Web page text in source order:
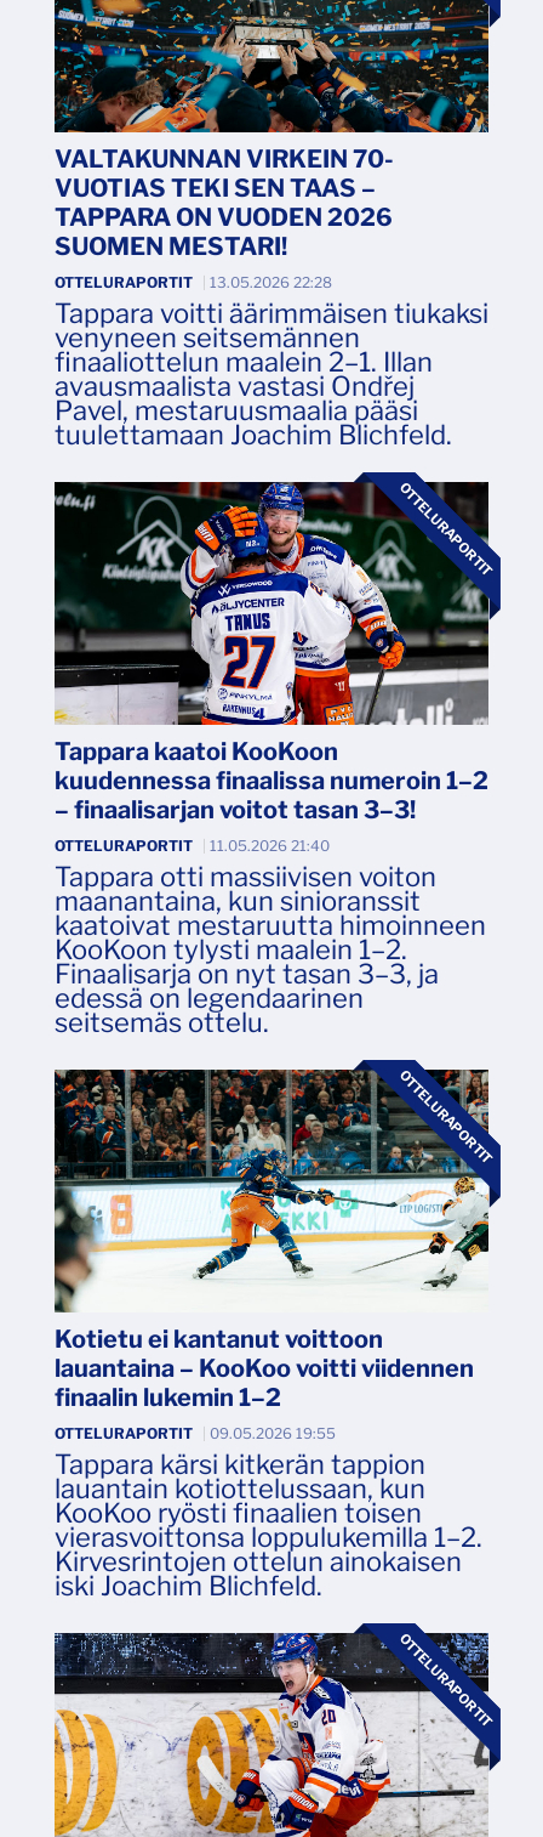
VALTAKUNNAN VIRKEIN 70-
VUOTIAS TEKI SEN TAAS –
TAPPARA ON VUODEN 2026
SUOMEN MESTARI!
OTTELURAPORTIT 13.05.2026 22:28
Tappara voitti äärimmäisen tiukaksi
venyneen seitsemännen
finaaliottelun maalein 2–1. Illan
avausmaalista vastasi Ondřej
Pavel, mestaruusmaalia pääsi
tuulettamaan Joachim Blichfeld.
OTTELURAPORTIT
Tappara kaatoi KooKoon
kuudennessa finaalissa numeroin 1–2
– finaalisarjan voitot tasan 3–3!
OTTELURAPORTIT 11.05.2026 21:40
Tappara otti massiivisen voiton
maanantaina, kun sinioranssit
kaatoivat mestaruutta himoinneen
KooKoon tylysti maalein 1–2.
Finaalisarja on nyt tasan 3–3, ja
edessä on legendaarinen
seitsemäs ottelu.
OTTELURAPORTIT
Kotietu ei kantanut voittoon
lauantaina – KooKoo voitti viidennen
finaalin lukemin 1–2
OTTELURAPORTIT 09.05.2026 19:55
Tappara kärsi kitkerän tappion
lauantain kotiottelussaan, kun
KooKoo ryösti finaalien toisen
vierasvoittonsa loppulukemilla 1–2.
Kirvesrintojen ottelun ainokaisen
iski Joachim Blichfeld.
OTTELURAPORTIT